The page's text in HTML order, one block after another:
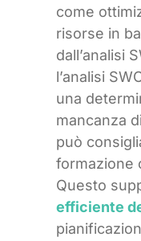
come
risorse in
dall’analisi
l’analisi
una
mancanza
può
formazione
Questo
efficiente